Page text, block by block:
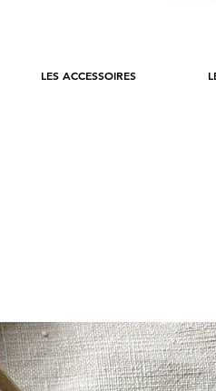
LES ACCESSOIRES